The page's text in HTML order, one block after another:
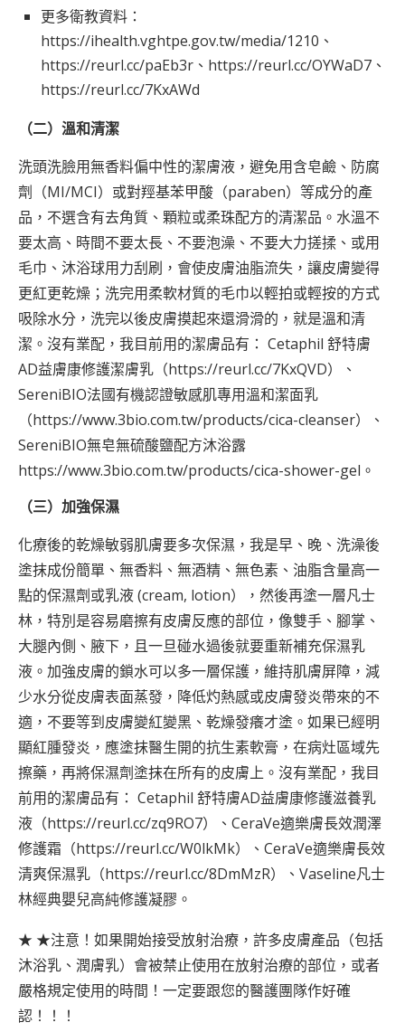
更多衛教資料：
https://ihealth.vghtpe.gov.tw/media/1210 、
https://reurl.cc/paEb3r 、 https://reurl.cc/OYWaD7 、
https://reurl.cc/7KxAWd
（二）溫和清潔
洗頭洗臉用無香料偏中性的潔膚液，避免用含皂鹼、防腐
劑（MI/MCI）或對羥基苯甲酸（paraben）等成分的產
品，不選含有去角質、顆粒或柔珠配方的清潔品。水溫不
要太高、時間不要太長、不要泡澡、不要大力搓揉、或用
毛巾、沐浴球用力刮刷，會使皮膚油脂流失，讓皮膚變得
更紅更乾燥；洗完用柔軟材質的毛巾以輕拍或輕按的方式
吸除水分，洗完以後皮膚摸起來還滑滑的，就是溫和清
潔。沒有業配，我目前用的潔膚品有： Cetaphil 舒特膚
AD益膚康修護潔膚乳（https://reurl.cc/7KxQVD）、
SereniBIO法國有機認證敏感肌專用溫和潔面乳
（https://www.3bio.com.tw/products/cica-cleanser）、
SereniBIO無皂無硫酸鹽配方沐浴露
https://www.3bio.com.tw/products/cica-shower-gel 。
（三）加強保濕
化療後的乾燥敏弱肌膚要多次保濕，我是早、晚、洗澡後
塗抹成份簡單、無香料、無酒精、無色素、油脂含量高一
點的保濕劑或乳液 (cream, lotion），然後再塗一層凡士
林，特別是容易磨擦有皮膚反應的部位，像雙手、腳掌、
大腿內側、腋下，且一旦碰水過後就要重新補充保濕乳
液。加強皮膚的鎖水可以多一層保護，維持肌膚屏障，減
少水分從皮膚表面蒸發，降低灼熱感或皮膚發炎帶來的不
適，不要等到皮膚變紅變黑、乾燥發癢才塗。如果已經明
顯紅腫發炎，應塗抹醫生開的抗生素軟膏，在病灶區域先
擦藥，再將保濕劑塗抹在所有的皮膚上。沒有業配，我目
前用的潔膚品有： Cetaphil 舒特膚AD益膚康修護滋養乳
液（https://reurl.cc/zq9RO7）、CeraVe適樂膚長效潤澤
修護霜（https://reurl.cc/W0lkMk）、CeraVe適樂膚長效
清爽保濕乳（https://reurl.cc/8DmMzR）、Vaseline凡士
林經典嬰兒高純修護凝膠。
★ ★注意！如果開始接受放射治療，許多皮膚產品（包括
沐浴乳、潤膚乳）會被禁止使用在放射治療的部位，或者
嚴格規定使用的時間！一定要跟您的醫護團隊作好確
認！！！